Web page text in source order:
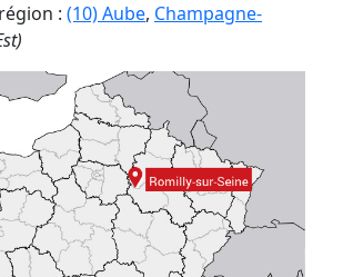
: (10) Aube, Champagne-